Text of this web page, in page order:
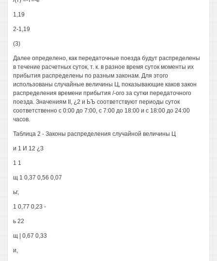
1,19
2-1,19
(3)
Далее определено, как передаточные поезда будут распределены
в течение расчетных суток, т. к. в разное время суток моменты их
прибытия распределены по разным законам. Для этого
использованы случайные величины Ц, показывающие каков закон
распределения времени прибытия /-ого за сутки передаточного
поезда. Значениям II, ¿2 и ЬЪ соответствуют периоды суток
соответственно с 0:00 до 7:00, с 7:00 до 18:00 и с 18:00 до 24:00
часов.
Таблица 2 - Законы распределения случайной величины Ц
и 1 И 12 ¿3
1 1
щ 1 0,37 0,56 0,07
ьг,
1 0,77 0,23 -
ь 22
щ | 0,67 0,33
и,